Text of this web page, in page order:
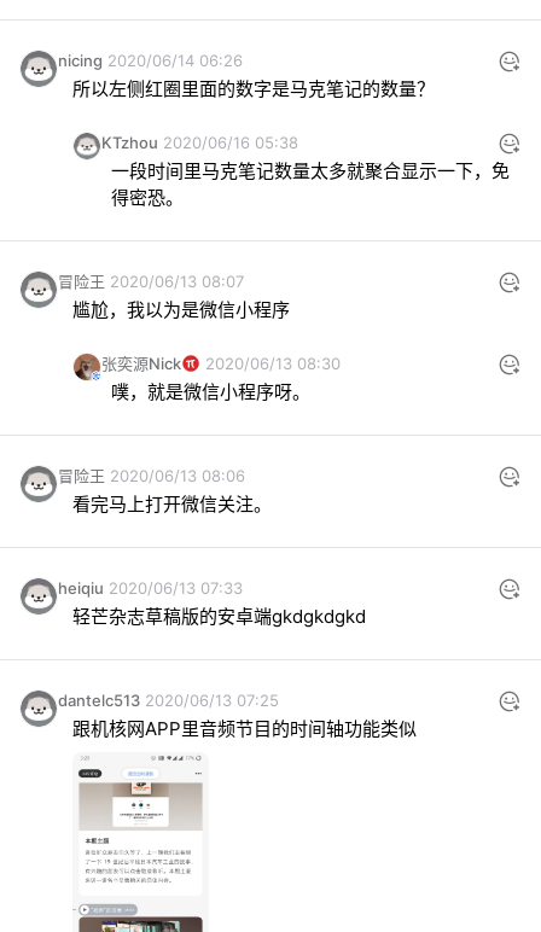
nicing 2020/06/14 06:26
所以左侧红圈里面的数字是马克笔记的数量？
KTzhou 2020/06/16 05:38
一段时间里马克笔记数量太多就聚合显示一下，免
得密恐。
冒险王 2020/06/13 08:07
尴尬，我以为是微信小程序
张奕源Nick 2020/06/13 08:30
噗，就是微信小程序呀。
冒险王 2020/06/13 08:06
看完马上打开微信关注。
heiqiu 2020/06/13 07:33
轻芒杂志草稿版的安卓端gkdgkdgkd
dantelc513 2020/06/13 07:25
跟机核网APP里音频节目的时间轴功能类似